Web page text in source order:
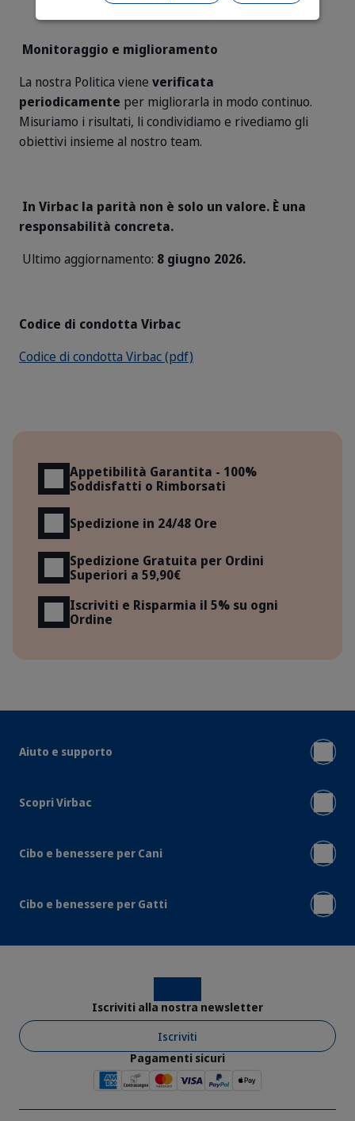
Monitoraggio e miglioramento
La nostra Politica viene verificata
periodicamente per migliorarla in modo continuo.
Misuriamo i risultati, li condividiamo e rivediamo gli
obiettivi insieme al nostro team.
In Virbac la parità non è solo un valore. È una
responsabilità concreta.
Ultimo aggiornamento: 8 giugno 2026.
Codice di condotta Virbac
Codice di condotta Virbac (pdf)
Appetibilità Garantita - 100%
Soddisfatti o Rimborsati
Spedizione in 24/48 Ore
Spedizione Gratuita per Ordini
Superiori a 59,90€
Iscriviti e Risparmia il 5% su ogni
Ordine
Aiuto e supporto
Scopri Virbac
Cibo e benessere per Cani
Cibo e benessere per Gatti
Iscriviti alla nostra newsletter
Iscriviti
Pagamenti sicuri